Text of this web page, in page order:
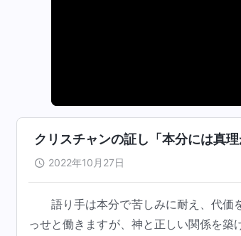
クリスチャンの証し「本分には真
2022年10月27日
語り手は本分で苦しみに耐え、代価
っせと働きますが、神と正しい関係を